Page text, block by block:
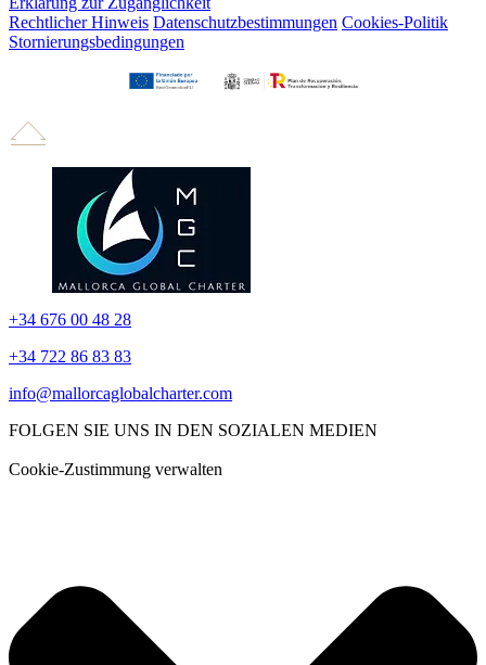
Rechtlicher Hinweis Datenschutzbestimmungen Cookies-Politik
Stornierungsbedingungen
+34 676 00 48 28
+34 722 86 83 83
info@mallorcaglobalcharter.com
FOLGEN SIE UNS IN DEN SOZIALEN MEDIEN
Cookie-Zustimmung verwalten